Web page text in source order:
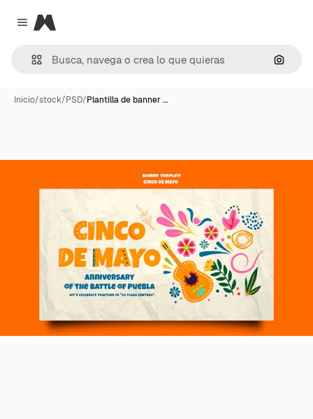
Close menu
Magnific
Inicio/stock/PSD/Plantilla de banner …